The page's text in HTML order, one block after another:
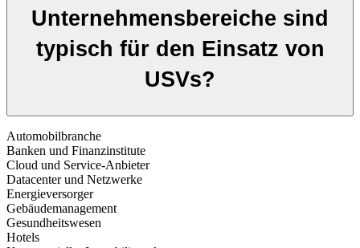
Unternehmensbereiche sind
typisch für den Einsatz von
USVs?
Automobilbranche
Banken und Finanzinstitute
Cloud und Service-Anbieter
Datacenter und Netzwerke
Energieversorger
Gebäudemanagement
Gesundheitswesen
Hotels